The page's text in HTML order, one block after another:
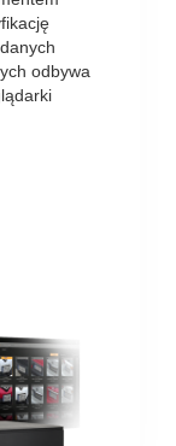
odbywa